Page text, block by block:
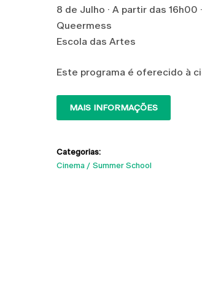
8 de Julho · A partir das 16h00 ·
Queermess
Escola das Artes
Este programa é oferecido à
MAIS INFORMAÇÕES
Categorias:
Cinema
Summer School